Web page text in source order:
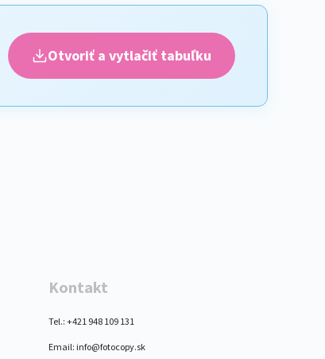
Otvoriť a vytlačiť tabuľku
Kontakt
Tel.: +421 948 109 131
Email: info@fotocopy.sk